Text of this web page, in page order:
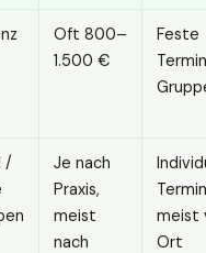
Oft 800–
1.500 €
Feste
/
Je nach
Praxis,
meist
nach
meist
Ort